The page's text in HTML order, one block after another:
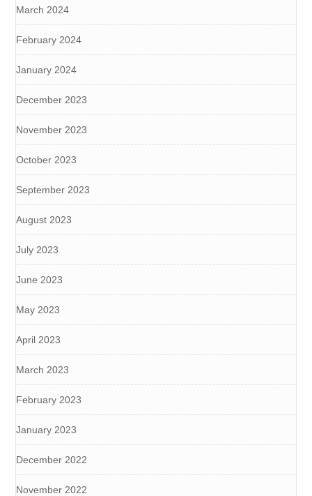
March 2024
February 2024
January 2024
December 2023
November 2023
October 2023
September 2023
August 2023
July 2023
June 2023
May 2023
April 2023
March 2023
February 2023
January 2023
December 2022
November 2022